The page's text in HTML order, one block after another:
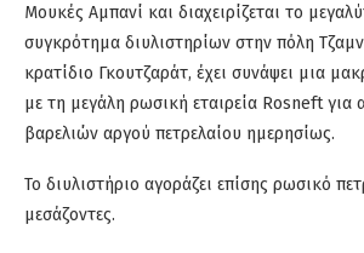
Μουκές Αμπανί και διαχειρίζεται το
συγκρότημα διυλιστηρίων στην πόλη
κρατίδιο Γκουτζαράτ, έχει συνάψει μια
με τη μεγάλη ρωσική εταιρεία Rosneft για
βαρελιών αργού πετρελαίου ημερησίως.
Το διυλιστήριο αγοράζει επίσης ρωσικό
μεσάζοντες.